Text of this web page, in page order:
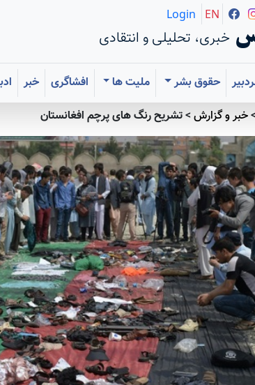
خبری، تحلیلی و انتقادی
Login EN
حقوق بشر ملیت ها افشاگری خبر
خبر و گزارش>تشریح رنگ های پرچم افغانستان